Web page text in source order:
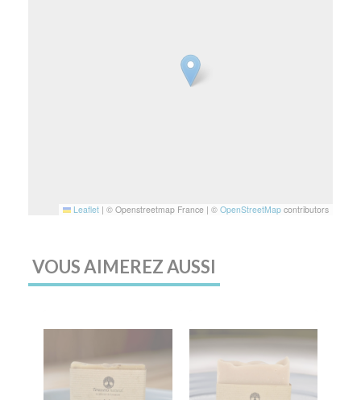
Leaflet | © Openstreetmap France | © OpenStreetMap contributors
VOUS AIMEREZ AUSSI